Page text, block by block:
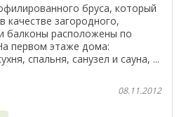
бруса, который
качестве загородного,
балконы расположены по
первом этаже дома:
спальня, санузел и сауна, ...
08.11.2012